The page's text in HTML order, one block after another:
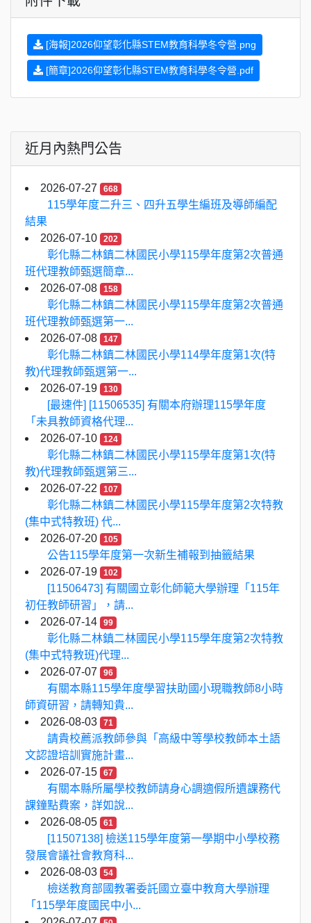
[海報]2026仰望彰化縣STEM教育科學冬令營.png
[簡章]2026仰望彰化縣STEM教育科學冬令營.pdf
近月內熱門公告
2026-07-27 668
115學年度二升三、四升五學生編班及導師編配
結果
2026-07-10
202
彰化縣二林鎮二林國民小學115學年度第2次普通
班代理教師甄選簡章...
2026-07-08
158
彰化縣二林鎮二林國民小學115學年度第2次普通
班代理教師甄選第一...
2026-07-08
147
彰化縣二林鎮二林國民小學114學年度第1次(特
教)代理教師甄選第一...
2026-07-19
130
[最速件] [11506535] 有關本府辦理115學年度
「未具教師資格代理...
2026-07-10
124
彰化縣二林鎮二林國民小學115學年度第1次(特
教)代理教師甄選第三...
2026-07-22
107
彰化縣二林鎮二林國民小學115學年度第2次特教
(集中式特教班) 代...
2026-07-20
105
公告115學年度第一次新生補報到抽籤結果
2026-07-19
102
[11506473] 有關國立彰化師範大學辦理「115年
初任教師研習」，請...
2026-07-14
99
彰化縣二林鎮二林國民小學115學年度第2次特教
(集中式特教班)代理...
2026-07-07
96
有關本縣115學年度學習扶助國小現職教師8小時
師資研習，請轉知貴...
2026-08-03
71
請貴校薦派教師參與「高級中等學校教師本土語
文認證培訓實施計畫...
2026-07-15
67
有關本縣所屬學校教師請身心調適假所遺課務代
課鐘點費案，詳如說...
2026-08-05
61
[11507138] 檢送115學年度第一學期中小學校務
發展會議社會教育科...
2026-08-03
54
檢送教育部國教署委託國立臺中教育大學辦理
「115學年度國民中小...